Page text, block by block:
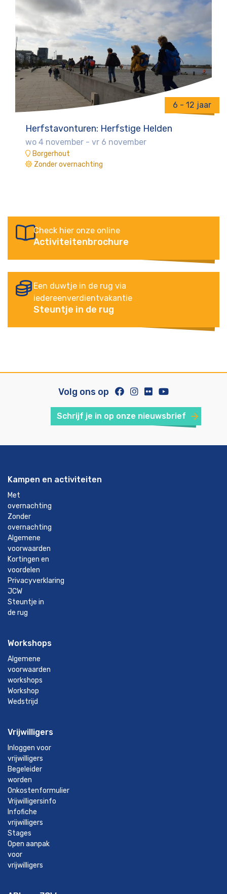
6 - 12 jaar
Herfstavonturen: Herfstige Helden
wo 4 november - vr 6 november
Borgerhout
Zonder overnachting
Check hier onze online
Activiteitenbrochure
Een duwtje in de rug via
iedereenverdientvakantie
Steuntje in de rug
Volg ons op
Schrijf je in op onze nieuwsbrief
Kampen en activiteiten
Met
overnachting
Zonder
overnachting
Algemene
voorwaarden
Kortingen en
voordelen
Privacyverklaring
JCW
Steuntje in
de rug
Workshops
Algemene
voorwaarden
workshops
Workshop
Wedstrijd
Vrijwilligers
Inloggen voor
vrijwilligers
Begeleider
worden
Onkostenformulier
Vrijwilligersinfo
Infofiche
vrijwilligers
Stages
Open aanpak
voor
vrijwilligers